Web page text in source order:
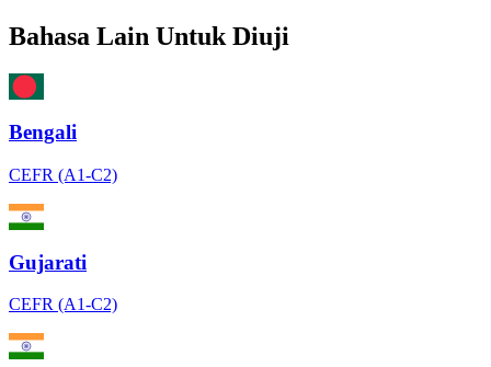
Bahasa Lain Untuk Diuji
Bengali
CEFR (A1-C2)
Gujarati
CEFR (A1-C2)